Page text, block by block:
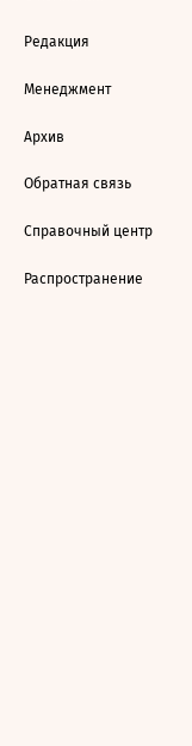
Редакция
Менеджмент
Архив
Обратная связь
Справочный центр
Распространение